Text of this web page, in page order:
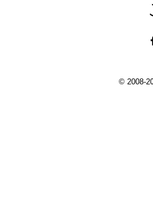
© 2008-